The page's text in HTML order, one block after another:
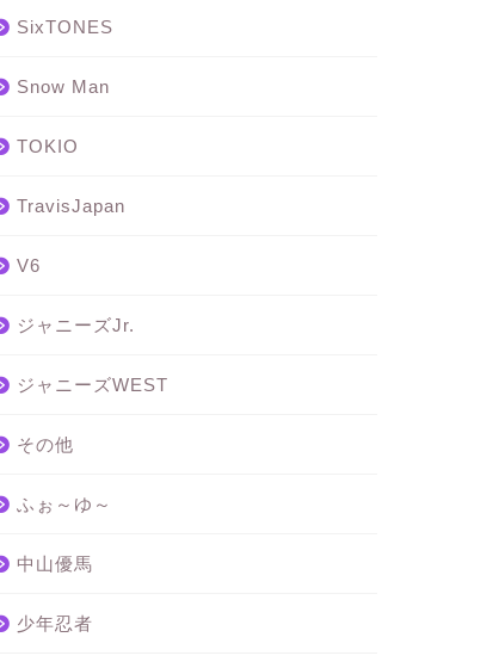
SixTONES
Snow Man
TOKIO
TravisJapan
V6
ジャニーズJr.
ジャニーズWEST
その他
ふぉ～ゆ～
中山優馬
少年忍者